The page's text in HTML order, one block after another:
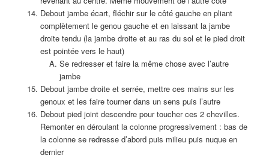
Debout jambe écart, fléchir sur le côté gauche en pliant
complètement le genou gauche et en laissant la jambe
droite tendu (la jambe droite et au ras du sol et le pied droit
est pointée vers le haut)
Se redresser et faire la même chose avec l’autre
jambe
Debout jambe droite et serrée, mettre ces mains sur les
genoux et les faire tourner dans un sens puis l’autre
Debout pied joint descendre pour toucher ces 2 chevilles.
Remonter en déroulant la colonne progressivement : bas de
la colonne se redresse d’abord puis milieu puis nuque en
dernier